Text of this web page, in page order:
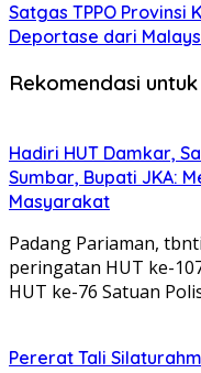
Satgas TPPO Provinsi
Deportase dari
Rekomendasi
Hadiri HUT Damkar,
Sumbar, Bupati JKA:
Masyarakat
Padang Pariaman,
peringatan HUT ke-
HUT ke-76 Satuan
Pererat Tali